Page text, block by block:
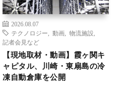
2026.08.07
テクノロジー
動画 物流施設
記者会見など
【現地取材・動画】霞ヶ関キ
ャピタル、川崎・東扇島の冷
凍自動倉庫を公開